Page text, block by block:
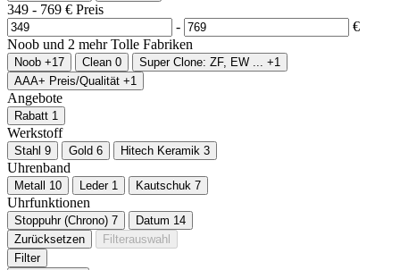
349 - 769 € Preis
-
€
Noob und 2 mehr Tolle Fabriken
Noob +17 Clean 0 Super Clone: ZF, EW ...
+1
AAA+ Preis/Qualität +1
Angebote
Rabatt 1
Werkstoff
Stahl 9 Gold 6 Hitech Keramik 3
Uhrenband
Metall 10 Leder 1 Kautschuk 7
Uhrfunktionen
Stoppuhr (Chrono) 7 Datum 14
Zurücksetzen
Filterauswahl
Filter